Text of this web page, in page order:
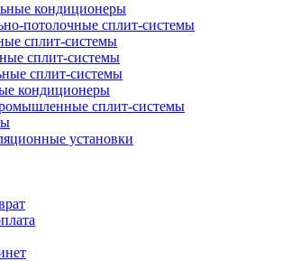
кондиционеры
потолоч​ные ​сплит-системы
​​сплит-системы
сплит-системы
сплит-системы
кондиционеры
сплит-системы
установки